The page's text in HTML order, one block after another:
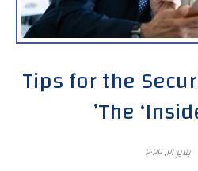
Tips for the
The
يناير ٢١, ٢٠٢٢